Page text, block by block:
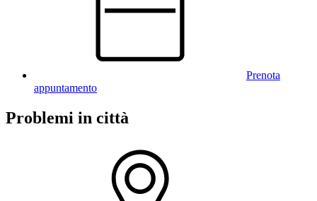
Prenota
appuntamento
Problemi in città